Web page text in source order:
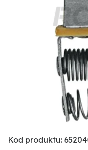
Kod produktu: